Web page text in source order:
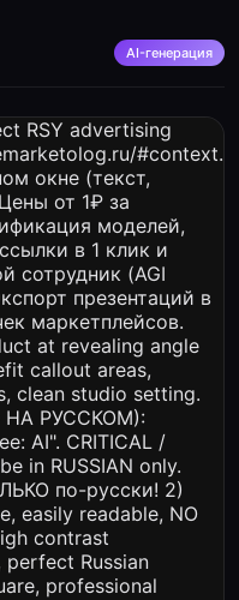
AI-генерация